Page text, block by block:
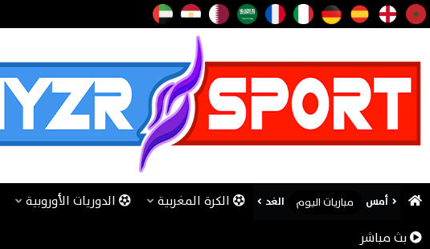
أمس مباريات اليوم الغد الكرة المغربية الدوريات الأوروبية
بث مباشر